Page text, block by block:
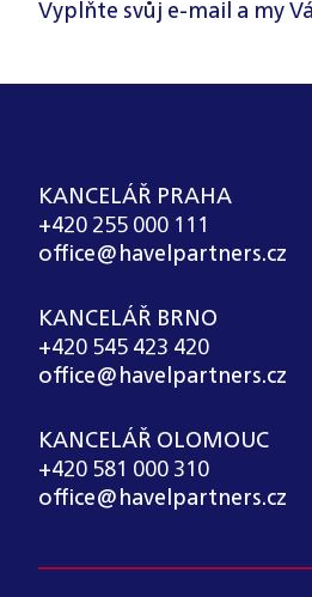
Vyplňte svůj e-mail a my
KANCELÁŘ PRAHA
+420 255 000 111
office@havelpartners.cz
KANCELÁŘ BRNO
+420 545 423 420
office@havelpartners.cz
KANCELÁŘ OLOMOUC
+420 581 000 310
office@havelpartners.cz